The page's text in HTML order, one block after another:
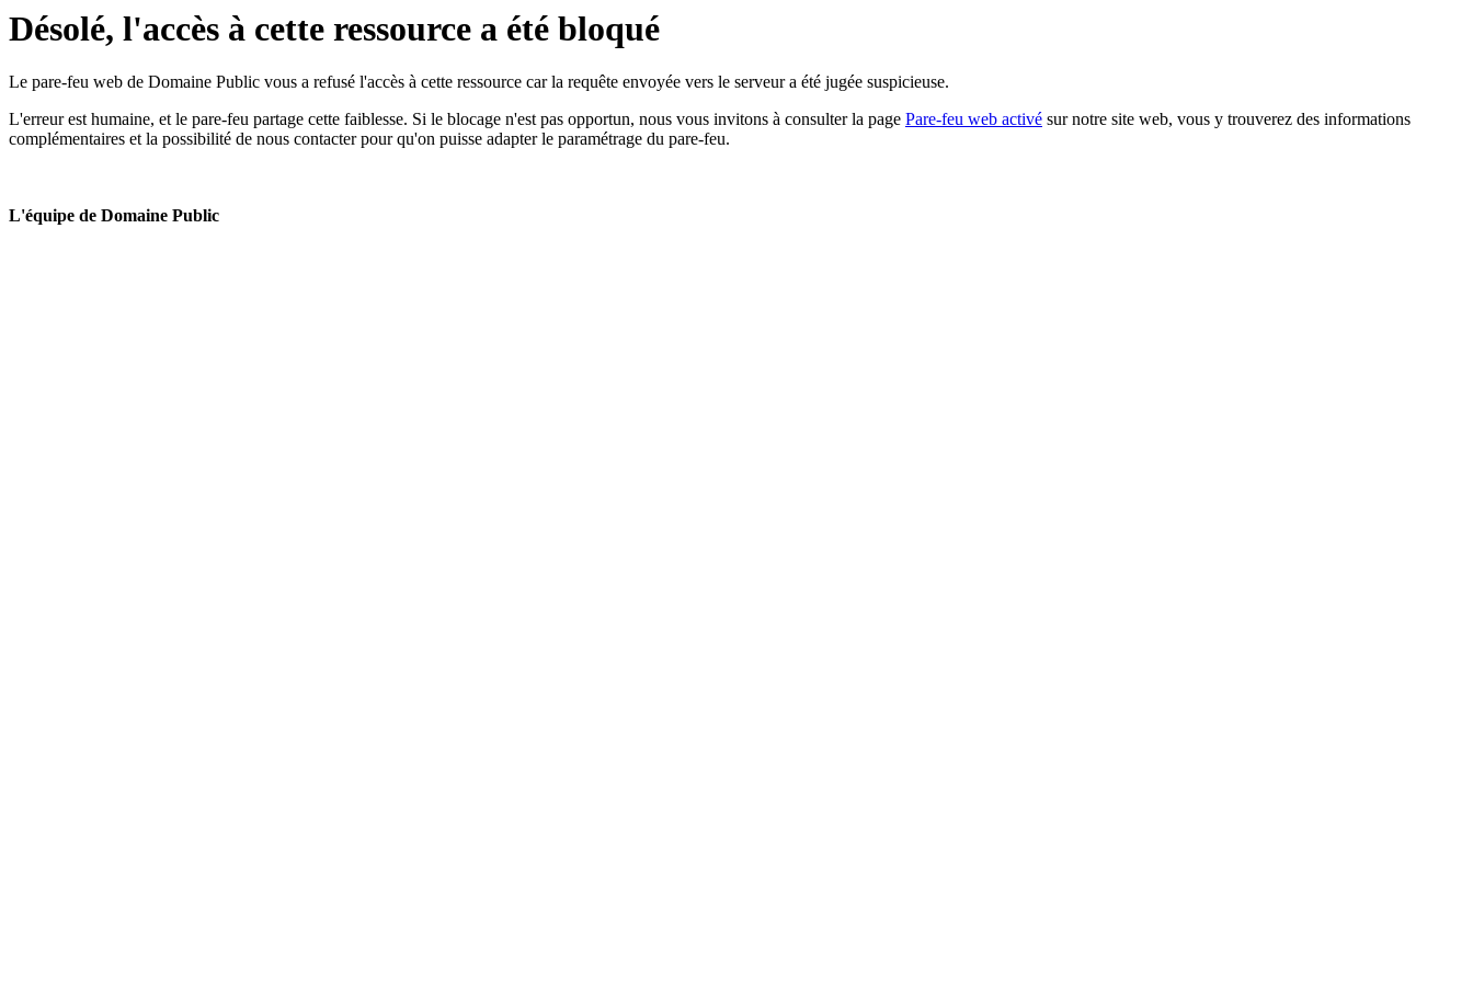
Désolé, l'accès à cette ressource a été bloqué
Le pare-feu web de Domaine Public vous a refusé l'accès à cette ressource car la requête envoyée vers le serveur a été jugée suspicieuse.
L'erreur est humaine, et le pare-feu partage cette faiblesse. Si le blocage n'est pas opportun, nous vous invitons à consulter la page Pare-feu web activé sur notre site web, vous y trouverez des informations
complémentaires et la possibilité de nous contacter pour qu'on puisse adapter le paramétrage du pare-feu.
L'équipe de Domaine Public